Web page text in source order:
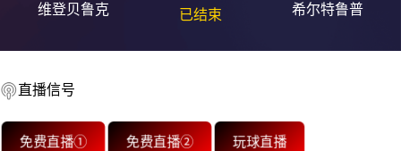
维登贝鲁克 已结束 希尔特鲁普
直播信号
免费直播① 免费直播② 玩球直播